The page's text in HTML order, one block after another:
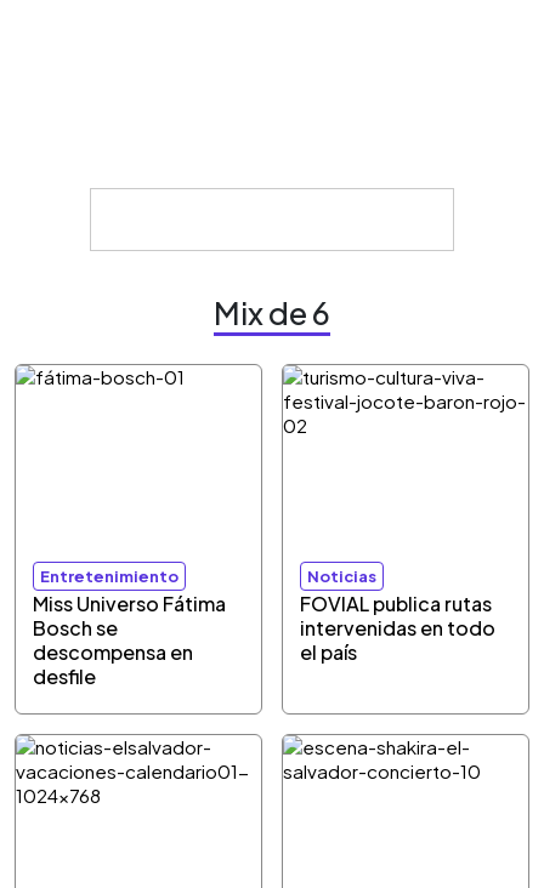
Mix de 6
Entretenimiento
Miss Universo Fátima
Bosch se
descompensa en
desfile
Noticias
FOVIAL publica rutas
intervenidas en todo
el país